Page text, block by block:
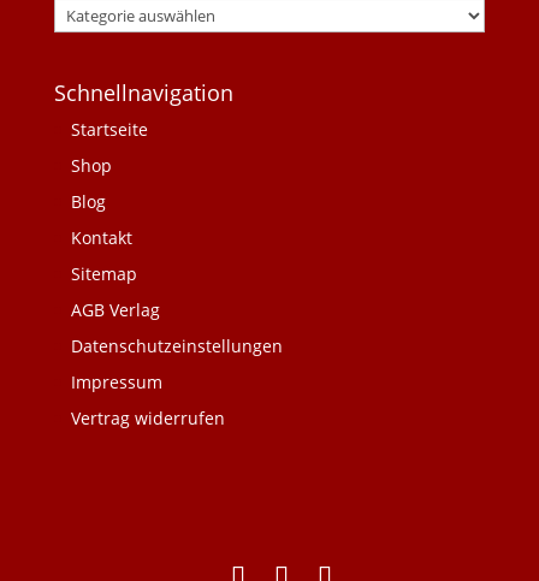
Schnellnavigation
Startseite
Shop
Blog
Kontakt
Sitemap
AGB Verlag
Datenschutzeinstellungen
Impressum
Vertrag widerrufen